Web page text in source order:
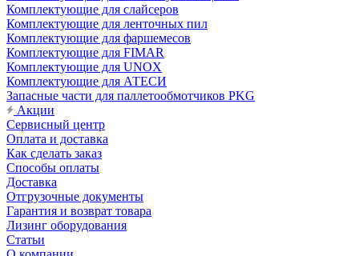
Комплектующие для слайсеров
Комплектующие для ленточных пил
Комплектующие для фаршемесов
Комплектующие для FIMAR
Комплектующие для UNOX
Комплектующие для АТЕСИ
Запасные части для паллетообмотчиков PKG
Акции
Сервисный центр
Оплата и доставка
Как сделать заказ
Способы оплаты
Доставка
Отгрузочные документы
Гарантия и возврат товара
Лизинг оборудования
Статьи